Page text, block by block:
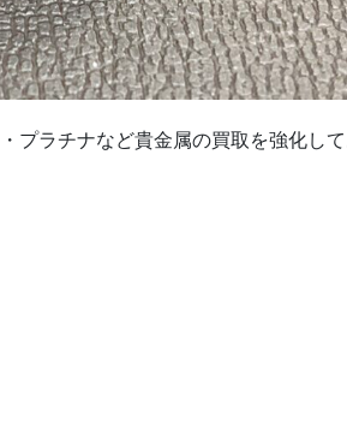
プラチナなど貴金属の買取を強化して